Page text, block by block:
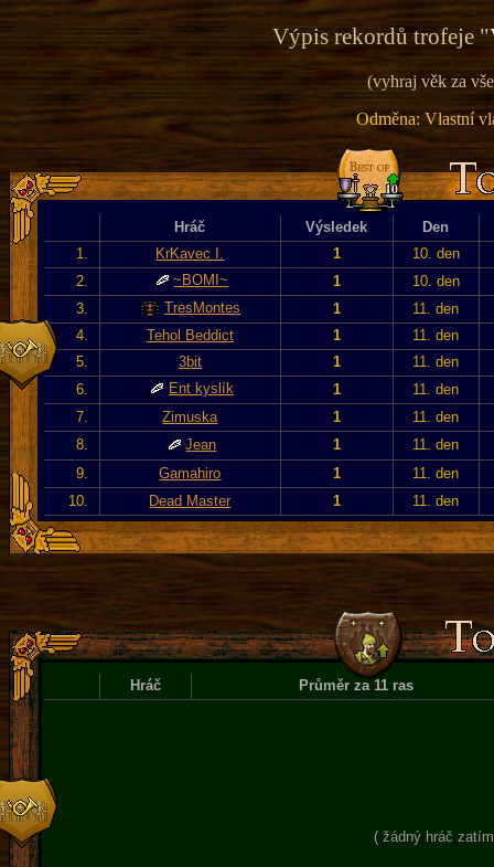
Výpis rekordů trofeje "
(vyhraj věk za
Odměna: Vlastní
Hráč Výsledek
Den
1.
KrKavec I. 1
10. den
2.
~BOMI~ 1
10. den
3.
TresMontes 1
11. den
4.
Tehol Beddict 1
11. den
5.
3bit 1
11. den
6.
Ent kyslík 1
11. den
7.
Zimuska 1
11. den
8.
Jean 1
11. den
9.
Gamahiro 1
11. den
10.
Dead Master 1 11. den
Hráč Průměr za 11 ras
( žádný hráč